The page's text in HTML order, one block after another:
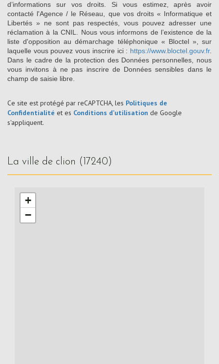
d’informations sur vos droits. Si vous estimez, après avoir
contacté l'Agence / le Réseau, que vos droits « Informatique et
Libertés » ne sont pas respectés, vous pouvez adresser une
réclamation à la CNIL. Nous vous informons de l’existence de la
liste d'opposition au démarchage téléphonique « Bloctel », sur
laquelle vous pouvez vous inscrire ici : https://www.bloctel.gouv.fr.
Dans le cadre de la protection des Données personnelles, nous
vous invitons à ne pas inscrire de Données sensibles dans le
champ de saisie libre.
Ce site est protégé par reCAPTCHA, les Politiques de
Confidentialité et es Conditions d'utilisation de Google
s'appliquent.
la ville de clion (17240)
+
−